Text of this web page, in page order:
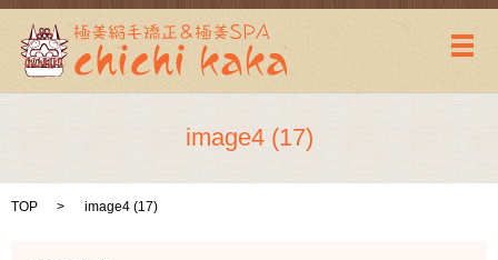
メ
image4 (17)
TOP image4 (17)